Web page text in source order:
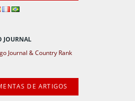
JOURNAL
DE ARTIGOS